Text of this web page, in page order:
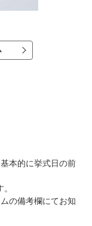
本的に挙式日の前
の備考欄にてお知